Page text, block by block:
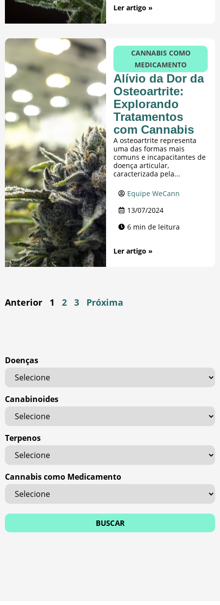
Ler artigo »
CANNABIS COMO
MEDICAMENTO
Alívio da Dor da
Osteoartrite:
Explorando
Tratamentos
com Cannabis
A osteoartrite representa
uma das formas mais
comuns e incapacitantes de
doença articular,
caracterizada pela...
Equipe WeCann
13/07/2024
6 min de leitura
Ler artigo »
Anterior 1 2 3 Próxima
Doenças
Canabinoides
Terpenos
Cannabis como Medicamento